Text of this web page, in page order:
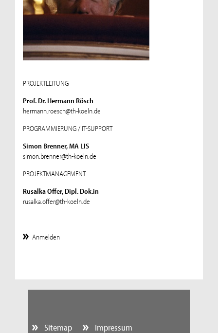
PROJEKTLEITUNG
Prof. Dr. Hermann Rösch
hermann.roesch@th-koeln.de
PROGRAMMIERUNG / IT-SUPPORT
Simon Brenner, MA LIS
simon.brenner@th-koeln.de
PROJEKTMANAGEMENT
Rusalka Offer, Dipl. Dok.in
rusalka.offer@th-koeln.de
Anmelden
Sitemap Impressum